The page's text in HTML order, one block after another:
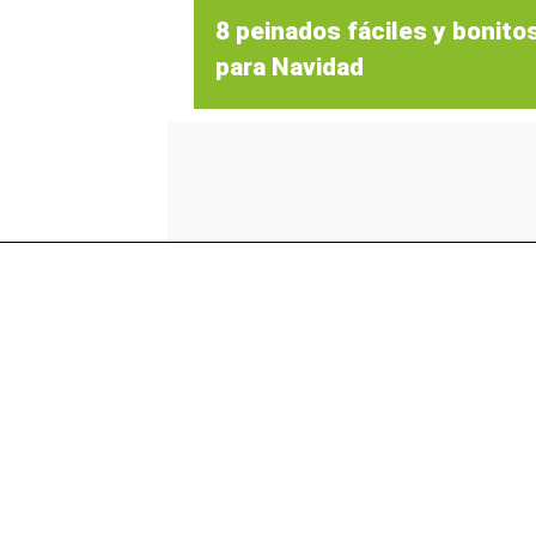
8 peinados fáciles y
para Navidad